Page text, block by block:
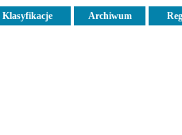
Klasyfikacje Archiwum